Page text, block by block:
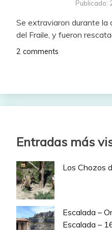
Publicado:
Se extraviaron durante la
del Fraile, y fueron
2 comments
Entradas más
Los Chozos
Escalada –
Escalada –